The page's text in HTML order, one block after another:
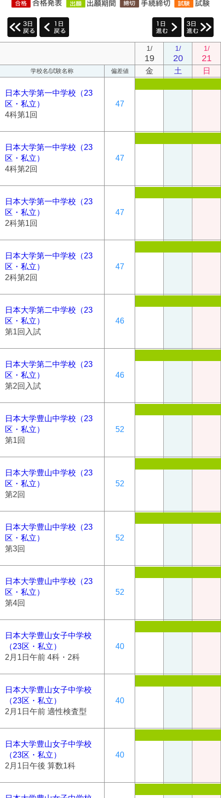
1/
19
1/
20
1/
21
学校名/試験名称 偏差値 金 土 日
日本大学第一中学校（23
区・私立）
4科第1回
47
日本大学第一中学校（23
区・私立）
4科第2回
47
日本大学第一中学校（23
区・私立）
2科第1回
47
日本大学第一中学校（23
区・私立）
2科第2回
47
日本大学第二中学校（23
区・私立）
第1回入試
46
日本大学第二中学校（23
区・私立）
第2回入試
46
日本大学豊山中学校（23
区・私立）
第1回
52
日本大学豊山中学校（23
区・私立）
第2回
52
日本大学豊山中学校（23
区・私立）
第3回
52
日本大学豊山中学校（23
区・私立）
第4回
52
日本大学豊山女子中学校
（23区・私立）
2月1日午前 4科・2科
40
日本大学豊山女子中学校
（23区・私立）
2月1日午前 適性検査型
40
日本大学豊山女子中学校
（23区・私立）
2月1日午後 算数1科
40